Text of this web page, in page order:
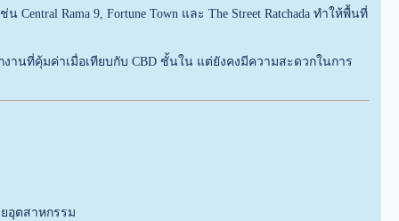
Rama 9, Fortune Town และ The Street Ratchada ทำให้พื้นที่
านที่คุ้มค่าเมื่อเทียบกับ CBD ชั้นใน แต่ยังคงมีความสะดวกในการ
อุตสาหกรรม